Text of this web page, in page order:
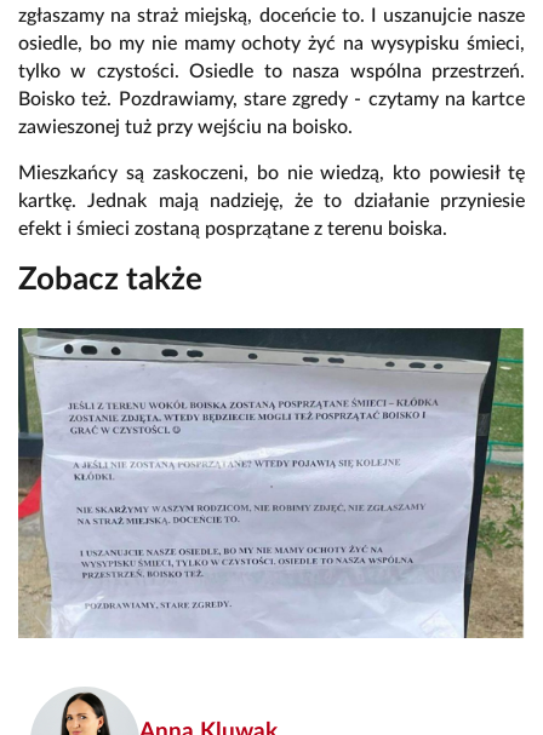
zgłaszamy na straż miejską, doceńcie to. I uszanujcie nasze
osiedle, bo my nie mamy ochoty żyć na wysypisku śmieci,
tylko w czystości. Osiedle to nasza wspólna przestrzeń.
Boisko też. Pozdrawiamy, stare zgredy - czytamy na kartce
zawieszonej tuż przy wejściu na boisko.
Mieszkańcy są zaskoczeni, bo nie wiedzą, kto powiesił tę
kartkę. Jednak mają nadzieję, że to działanie przyniesie
efekt i śmieci zostaną posprzątane z terenu boiska.
Zobacz także